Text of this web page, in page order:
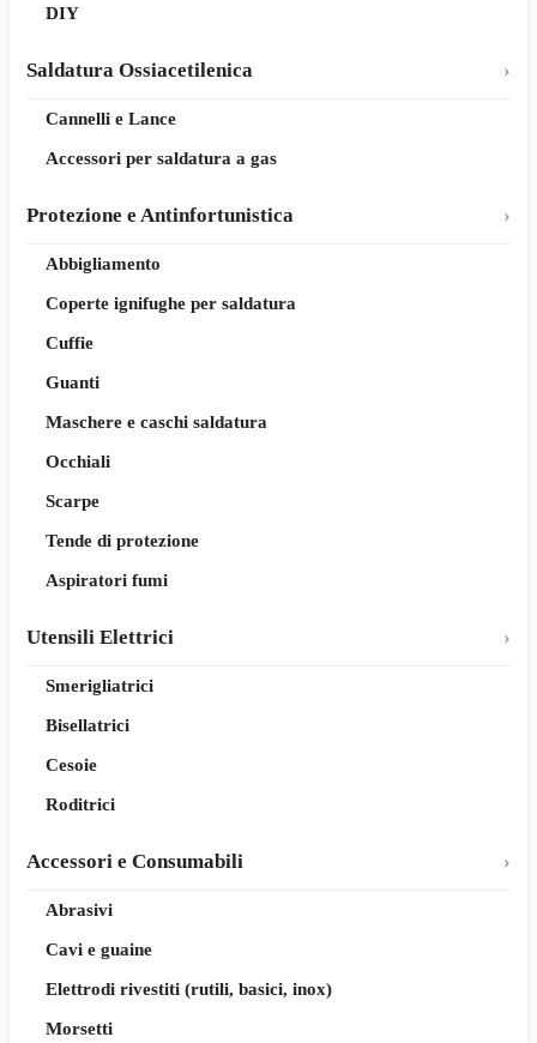
DIY
Saldatura Ossiacetilenica
Cannelli e Lance
Accessori per saldatura a gas
Protezione e Antinfortunistica
Abbigliamento
Coperte ignifughe per saldatura
Cuffie
Guanti
Maschere e caschi saldatura
Occhiali
Scarpe
Tende di protezione
Aspiratori fumi
Utensili Elettrici
Smerigliatrici
Bisellatrici
Cesoie
Roditrici
Accessori e Consumabili
Abrasivi
Cavi e guaine
Elettrodi rivestiti (rutili, basici, inox)
Morsetti